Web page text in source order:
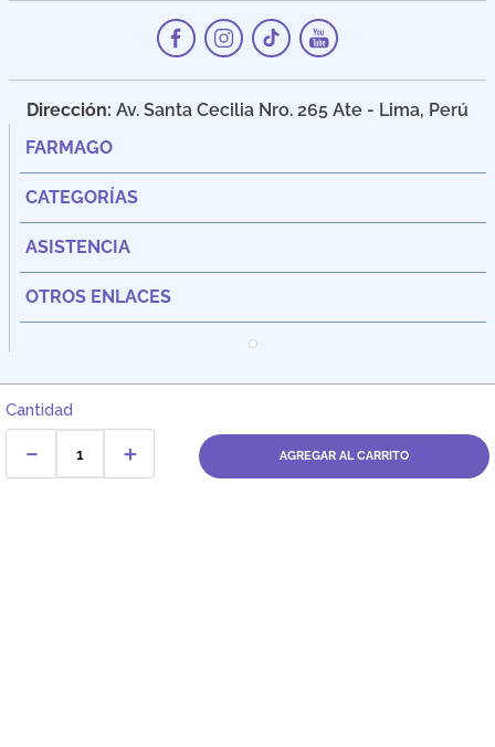
Cantidad
＋
－ AGREGAR AL CARRITO
Dirección: Av. Santa Cecilia Nro. 265 Ate - Lima, Perú
FARMAGO
CATEGORÍAS
ASISTENCIA
OTROS ENLACES